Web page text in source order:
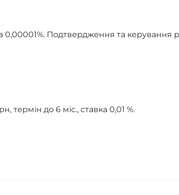
0,00001%. Подтвердження та керування
термін до 6 міс., ставка 0,01 %.